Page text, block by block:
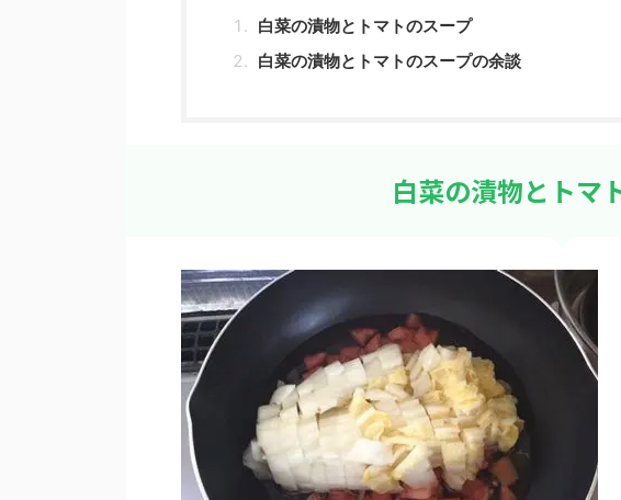
白菜の漬物とトマトのスープ
白菜の漬物とトマトのスープの余談
白菜の漬物とトマ